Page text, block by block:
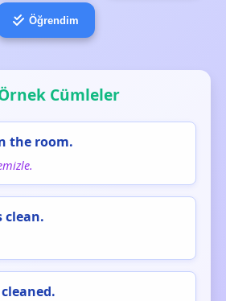
Öğrendim
Cümleler
the room.
clean.